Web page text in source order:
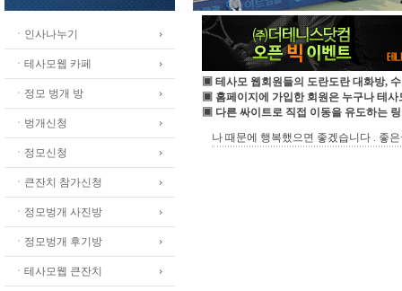
ㆍ인사나누기
ㆍ테사모웹 카페
ㆍ정모 벙개 방
ㆍ벙개신청
ㆍ정모신청
ㆍ큰잔치 참가신청
ㆍ정모벙개 사진방
ㆍ정모벙개 후기방
ㆍ테사모웹 큰잔치
▣ 테사모 웹회원들의 도란도란 대화방,
▣ 홈페이지에 가입한 회원은 누구나 테사
▣ 다른 싸이트로 직접 이동을 유도하는
나 때문에 행복했으면 좋겠습니다 . 좋은